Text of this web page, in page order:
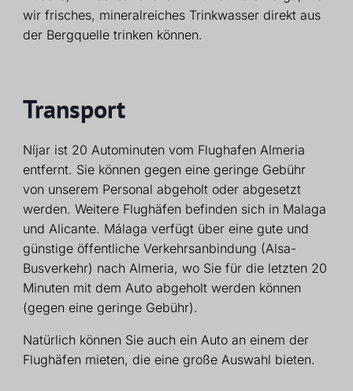
wir frisches, mineralreiches Trinkwasser direkt aus
der Bergquelle trinken können.
Transport
Níjar ist 20 Autominuten vom Flughafen Almeria
entfernt. Sie können gegen eine geringe Gebühr
von unserem Personal abgeholt oder abgesetzt
werden. Weitere Flughäfen befinden sich in Malaga
und Alicante. Málaga verfügt über eine gute und
günstige öffentliche Verkehrsanbindung (Alsa-
Busverkehr) nach Almeria, wo Sie für die letzten 20
Minuten mit dem Auto abgeholt werden können
(gegen eine geringe Gebühr).
Natürlich können Sie auch ein Auto an einem der
Flughäfen mieten, die eine große Auswahl bieten.